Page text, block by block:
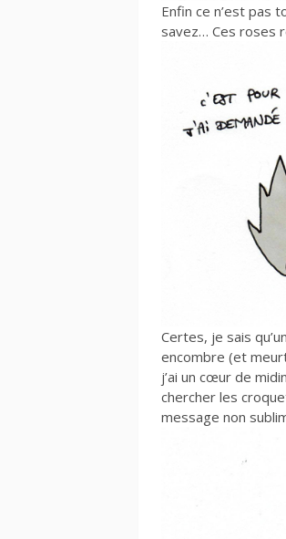
Enfin ce n’est pas
savez… Ces roses
Certes, je sais
encombre (et
j’ai un cœur de
chercher les
message non